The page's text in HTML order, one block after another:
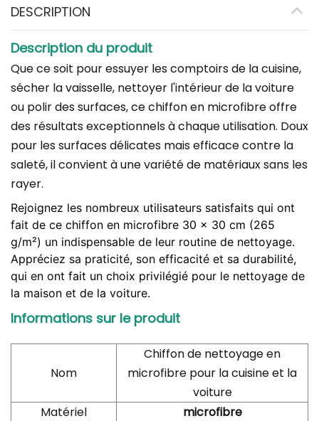
DESCRIPTION
Description du produit
Que ce soit pour essuyer les comptoirs de la cuisine,
sécher la vaisselle, nettoyer l'intérieur de la voiture
ou polir des surfaces, ce chiffon en microfibre offre
des résultats exceptionnels à chaque utilisation. Doux
pour les surfaces délicates mais efficace contre la
saleté, il convient à une variété de matériaux sans les
rayer.
Rejoignez les nombreux utilisateurs satisfaits qui ont
fait de ce chiffon en microfibre 30 x 30 cm (265
g/m²) un indispensable de leur routine de nettoyage.
Appréciez sa praticité, son efficacité et sa durabilité,
qui en ont fait un choix privilégié pour le nettoyage de
la maison et de la voiture.
Informations sur le produit
Nom
Chiffon de nettoyage en
microfibre pour la cuisine et la
voiture
Matériel
microfibre